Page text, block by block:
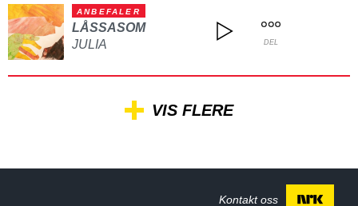
ANBEFALER
LÅSSASOM
JULIA
DEL
VIS FLERE
Kontakt oss